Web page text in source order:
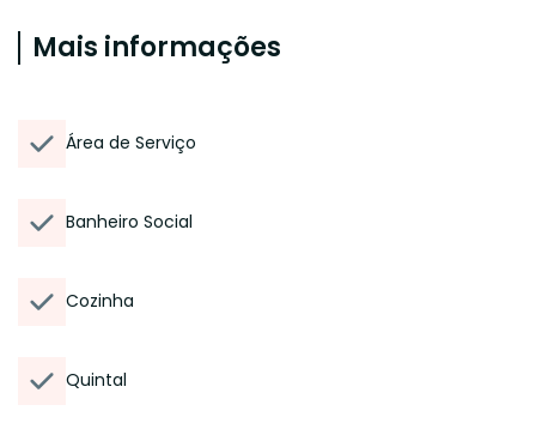
Mais informações
Área de Serviço
Banheiro Social
Cozinha
Quintal